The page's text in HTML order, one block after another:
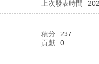
上次發表時間
積分
237
貢獻 0